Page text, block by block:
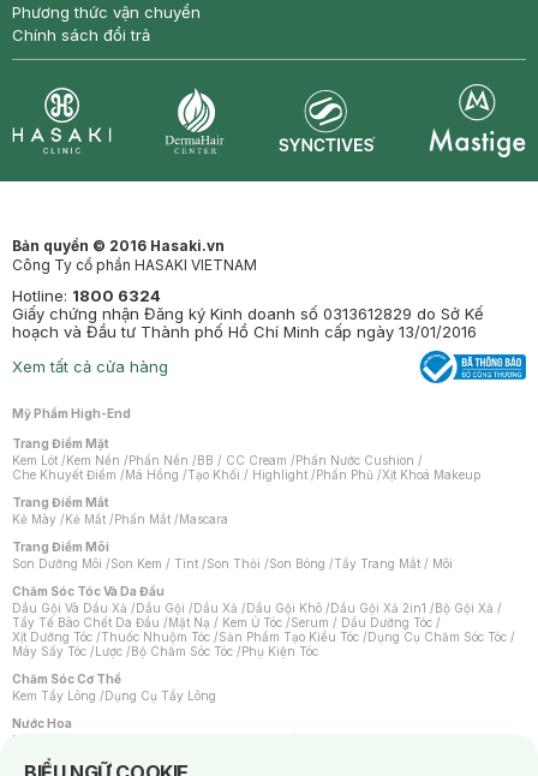
Phương thức vận chuyển
Chính sách đổi trả
Bản quyền © 2016 Hasaki.vn
Công Ty cổ phần HASAKI VIETNAM
Hotline: 1800 6324
Giấy chứng nhận Đăng ký Kinh doanh số 0313612829 do Sở Kế
hoạch và Đầu tư Thành phố Hồ Chí Minh cấp ngày 13/01/2016
Xem tất cả cửa hàng
Mỹ Phẩm High-End
Trang Điểm Mặt
Kem Lót /Kem Nền /Phấn Nền /BB / CC Cream /Phấn Nước Cushion /
Che Khuyết Điểm /Má Hồng /Tạo Khối / Highlight /Phấn Phủ /Xịt Khoá Makeup
Trang Điểm Mắt
Kẻ Mày /Kẻ Mắt /Phấn Mắt /Mascara
Trang Điểm Môi
Son Dưỡng Môi /Son Kem / Tint /Son Thỏi /Son Bóng /Tẩy Trang Mắt / Môi
Chăm Sóc Tóc Và Da Đầu
Dầu Gội Và Dầu Xả /Dầu Gội /Dầu Xả /Dầu Gội Khô /Dầu Gội Xả 2in1 /Bộ Gội Xả /
Tẩy Tế Bào Chết Da Đầu /Mặt Nạ / Kem Ủ Tóc /Serum / Dầu Dưỡng Tóc /
Xịt Dưỡng Tóc /Thuốc Nhuộm Tóc /Sản Phẩm Tạo Kiểu Tóc /Dụng Cụ Chăm Sóc Tóc /
Máy Sấy Tóc /Lược /Bộ Chăm Sóc Tóc /Phụ Kiện Tóc
Chăm Sóc Cơ Thể
Kem Tẩy Lông /Dụng Cụ Tẩy Lông
Nước Hoa
Nước Hoa Nữ
Notice about cookies usage